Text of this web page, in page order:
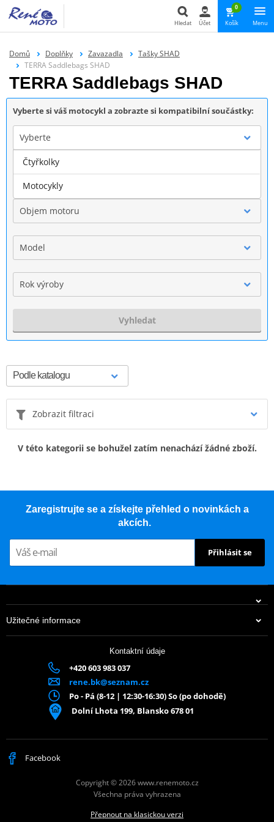
Hledat Účet
0
Košík Menu
Domů Doplňky Zavazadla
Tašky SHAD
TERRA Saddlebags SHAD
TERRA Saddlebags SHAD
Vyberte si váš motocykl a zobrazte si kompatibilní součástky:
Vyberte
Značka
Objem motoru
Model
Rok výroby
Vyhledat
Zobrazit filtraci
V této kategorii se bohužel zatím nenachází žádné zboží.
Zaregistrujte se a získejte přehled o novinkách a
akcích.
Přihlásit se
Užitečné informace
Kontaktní údaje
+420 603 983 037
rene.bk@seznam.cz
Po - Pá (8-12 | 12:30-16:30) So (po dohodě)
Dolní Lhota 199, Blansko 678 01
Facebook
Copyright © 2026 www.renemoto.cz
Všechna práva vyhrazena
Přepnout na klasickou verzi
Čtyřkolky
Motocykly